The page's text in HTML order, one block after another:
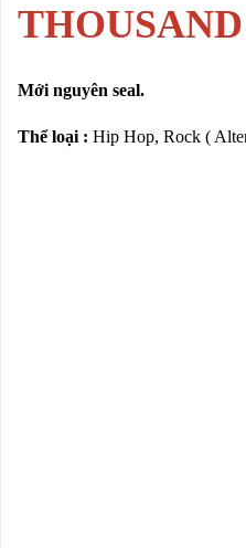
Mới nguyên seal.
Thể loại : Hip Hop, Rock (